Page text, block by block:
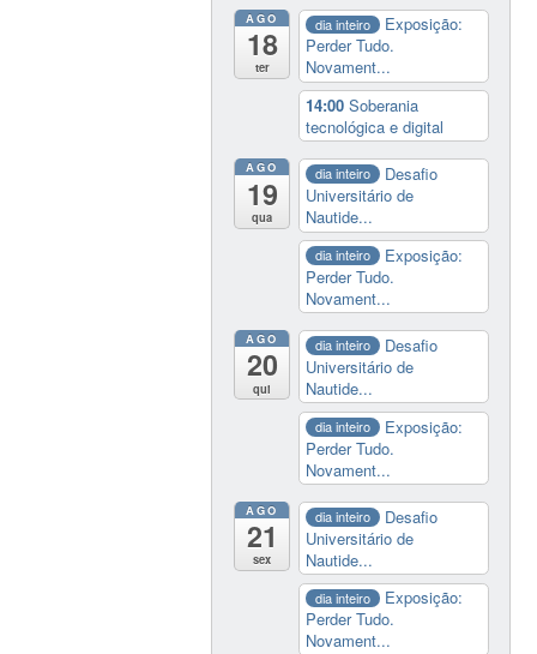
AGO
18
ter
dia inteiro
Exposição:
Perder Tudo.
Novament...
14:00Soberania
tecnológica e digital
AGO
19
qua
dia inteiro
Desafio
Universitário de
Nautide...
dia inteiro
Exposição:
Perder Tudo.
Novament...
AGO
20
qui
dia inteiro
Desafio
Universitário de
Nautide...
dia inteiro
Exposição:
Perder Tudo.
Novament...
AGO
21
sex
dia inteiro
Desafio
Universitário de
Nautide...
dia inteiro
Exposição:
Perder Tudo.
Novament...